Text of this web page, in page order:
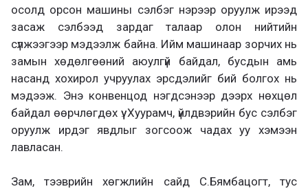
осолд орсон машины сэлбэг нэрээр оруулж ирээд
засаж сэлбээд зардаг талаар олон нийтийн
сүлжээгээр мэдээлж байна. Ийм машинаар зорчих нь
замын хөдөлгөөний аюулгүй байдал, бусдын амь
насанд хохирол учруулах эрсдэлийг бий болгох нь
мэдээж. Энэ конвенцод нэгдсэнээр дээрх нөхцөл
байдал өөрчлөгдөх үү. Хуурамч, үйлдвэрийн бус сэлбэг
оруулж ирдэг явдлыг зогсоож чадах уу хэмээн
лавласан.
Зам, тээврийн хөгжлийн сайд С.Бямбацогт, тус